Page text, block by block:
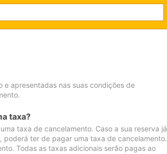
e apresentadas nas suas condições de
taxa?
taxa de cancelamento. Caso a sua reserva já
poderá ter de pagar uma taxa de cancelamento.
Todas as taxas adicionais serão pagas ao